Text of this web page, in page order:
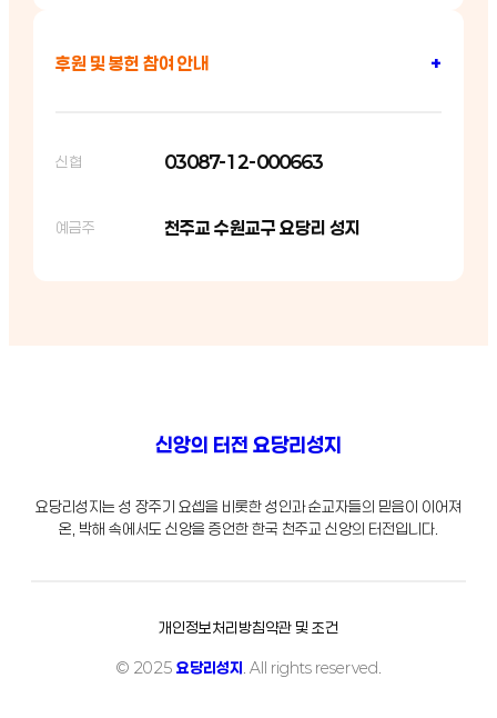
후원 및 봉헌 참여 안내 +
신협 03087-12-000663
예금주 천주교 수원교구 요당리 성지
신앙의 터전 요당리성지
요당리성지는 성 장주기 요셉을 비롯한 성인과 순교자들의 믿음이 이어져
온, 박해 속에서도 신앙을 증언한 한국 천주교 신앙의 터전입니다.
개인정보처리방침약관 및 조건
© 2025 요당리성지 . All rights reserved.